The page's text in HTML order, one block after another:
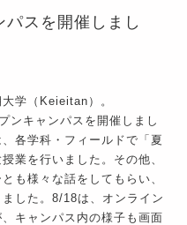
スを開催しまし
学（Keieitan）。
ンキャンパスを開催しまし
各学科・フィールドで「夏
業を行いました。その他、
も様々な話をしてもらい、
した。8/18は、オンライン
キャンパス内の様子も画面